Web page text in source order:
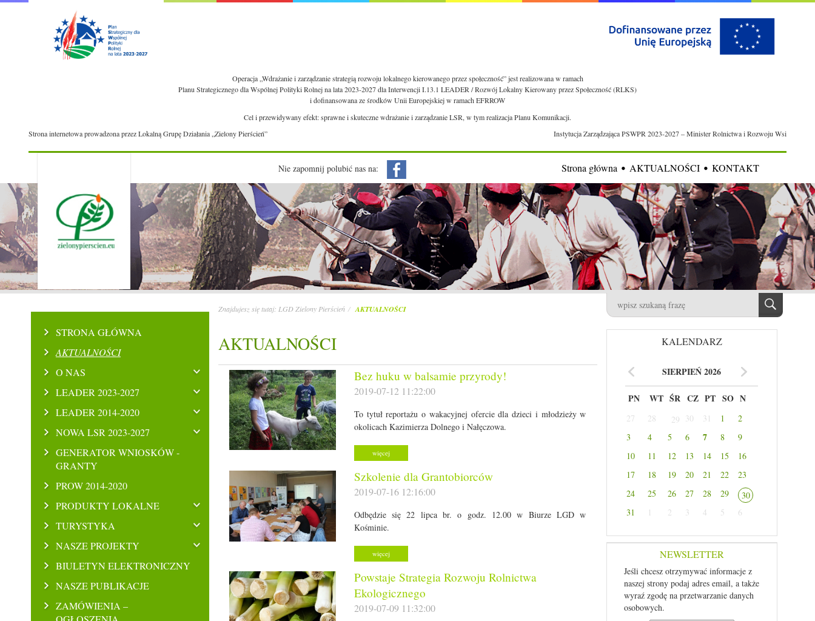
Operacja „Wdrażanie i zarządzanie strategią rozwoju lokalnego kierowanego przez społeczność” jest realizowana w ramach
Planu Strategicznego dla Wspólnej Polityki Rolnej na lata 2023-2027 dla Interwencji I.13.1 LEADER / Rozwój Lokalny Kierowany przez Społeczność (RLKS)
i dofinansowana ze środków Unii Europejskiej w ramach EFRROW
Cel i przewidywany efekt: sprawne i skuteczne wdrażanie i zarządzanie LSR, w tym realizacja Planu Komunikacji.
Strona internetowa prowadzona przez Lokalną Grupę Działania „Zielony Pierścień”
Instytucja Zarządzająca PSWPR 2023-2027 – Minister Rolnictwa i Rozwoju Wsi
Nie zapomnij polubić nas na: Strona główna AKTUALNOŚCI KONTAKT
STRONA GŁÓWNA
AKTUALNOŚCI
O NAS
LEADER 2023-2027
LEADER 2014-2020
NOWA LSR 2023-2027
GENERATOR WNIOSKÓW -
GRANTY
PROW 2014-2020
PRODUKTY LOKALNE
TURYSTYKA
NASZE PROJEKTY
BIULETYN ELEKTRONICZNY
NASZE PUBLIKACJE
ZAMÓWIENIA –
Znajdujesz się tutaj: LGD Zielony Pierścień AKTUALNOŚCI
AKTUALNOŚCI
Bez huku w balsamie przyrody!
2019-07-12 11:22:00
To tytuł reportażu o wakacyjnej ofercie dla dzieci i młodzieży w
okolicach Kazimierza Dolnego i Nałęczowa.
więcej
Szkolenie dla Grantobiorców
2019-07-16 12:16:00
Odbędzie się 22 lipca br. o godz. 12.00 w Biurze LGD w
Kośminie.
więcej
Powstaje Strategia Rozwoju Rolnictwa
Ekologicznego
2019-07-09 11:32:00
KALENDARZ
SIERPIEŃ 2026
PN WT ŚR CZ PT SO N
27 28 29 30 31 1
2
3
4 5 6 7 8
9
10
11 12 13 14 15
16
17
18 19 20 21 22
23
24
25 26 27 28 29
30
31
1 2 3 4 5 6
NEWSLETTER
Jeśli chcesz otrzymywać informacje z
naszej strony podaj adres email, a także
wyraź zgodę na przetwarzanie danych
osobowych.